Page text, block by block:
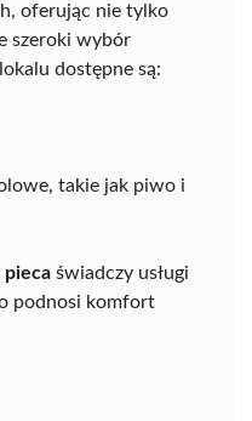
oferując nie tylko
szeroki wybór
dostępne są:
takie jak piwo i
pieca świadczy usługi
podnosi komfort